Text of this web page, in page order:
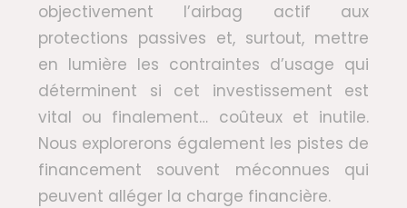
objectivement l’airbag actif aux
protections passives et, surtout, mettre
en lumière les contraintes d’usage qui
déterminent si cet investissement est
vital ou finalement… coûteux et inutile.
Nous explorerons également les pistes de
financement souvent méconnues qui
peuvent alléger la charge financière.